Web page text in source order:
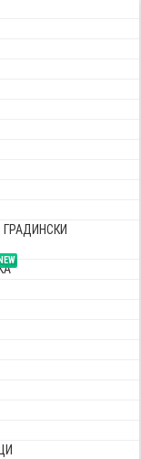
ГРАДИНСКИ
NEW